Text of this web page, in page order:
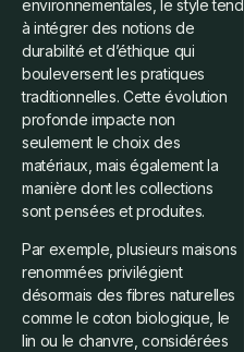
environnementales, le style tend
à intégrer des notions de
durabilité et d’éthique qui
bouleversent les pratiques
traditionnelles. Cette évolution
profonde impacte non
seulement le choix des
matériaux, mais également la
manière dont les collections
sont pensées et produites.
Par exemple, plusieurs maisons
renommées privilégient
désormais des fibres naturelles
comme le coton biologique, le
lin ou le chanvre, considérées